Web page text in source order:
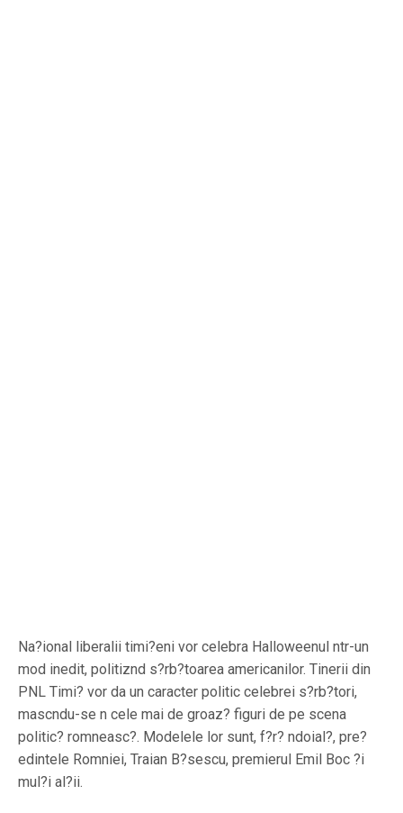
Na?ional liberalii timi?eni vor celebra Halloweenul ntr-un
mod inedit, politiznd s?rb?toarea americanilor. Tinerii din
PNL Timi? vor da un caracter politic celebrei s?rb?tori,
mascndu-se n cele mai de groaz? figuri de pe scena
politic? romneasc?. Modelele lor sunt, f?r? ndoial?, pre?
edintele Romniei, Traian B?sescu, premierul Emil Boc ?i
mul?i al?ii.